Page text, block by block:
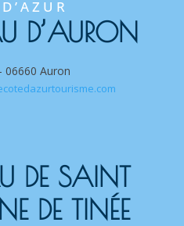
D’AZUR
D’AURON
06660 Auron
DE SAINT
DE TINÉE